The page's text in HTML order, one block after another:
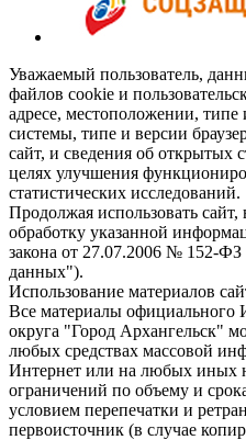
Уважаемый пользователь,
файлов cookie и
адресе, местоположении,
системы, типе и версии
сайт, и сведения об открытых
целях улучшения
статистических исследований.
Продолжая использовать сайт,
обработку указанной
закона от 27.07.2006 № 152-
данных").
Использование материалов
Все материалы официального
округа "Город Архангельск"
любых средствах массовой
Интернет или на любых иных
ограничений по объему и
условием перепечатки и
первоисточник (в случае